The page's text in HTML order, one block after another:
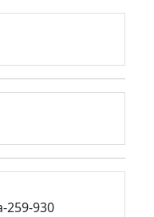
259-930